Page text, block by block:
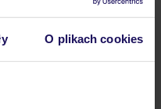
O plikach cookies